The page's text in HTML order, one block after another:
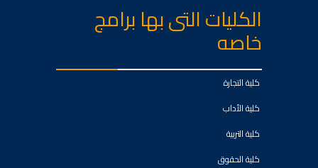
الكليات التى بها برامج
خاصه
كلية التجارة
كلية الأداب
كلية التربية
كلية الحقوق